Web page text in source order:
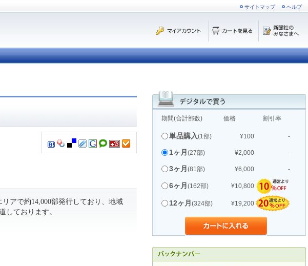
サイトマップ ヘルプ
期間(合計部数) 価格 割引率
単品購入(1部) ¥100 -
1ヶ月 (27部) ¥2,000 -
3ヶ月 (81部) ¥6,000 -
6ヶ月 (162部) ¥10,800
12ヶ月 (324部) ¥19,200
アで約14,000部発行しており、地域
しております。